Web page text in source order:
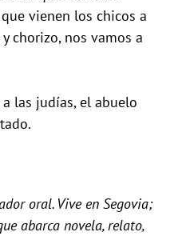
vienen los chicos a
chorizo, nos vamos a
las judías, el abuelo
oral. Vive en Segovia;
abarca novela, relato,